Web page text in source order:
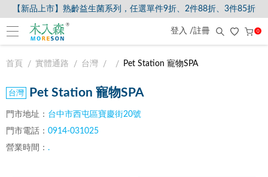
【新品上市】熟齡益生菌系列，任選單件9折、2件88折、3件85折
登入 /註冊 0
首頁 實體通路 台灣 Pet Station 寵物SPA
Pet Station 寵物SPA
門市地址： 台中市西屯區寶慶街20號
門市電話： 0914-031025
營業時間： .